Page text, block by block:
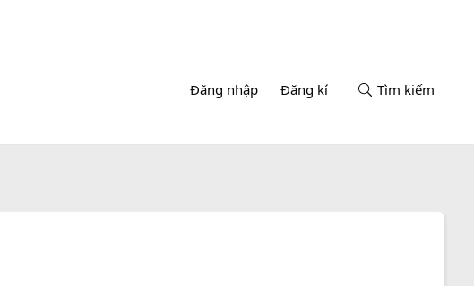
Đăng nhập Đăng kí Tìm kiếm